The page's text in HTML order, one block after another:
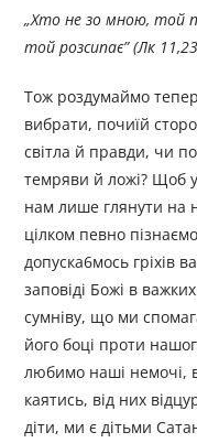
„Хто не зо мною, той
той розсипає” (Лк
Тож роздумаймо
вибрати, почиїй
світла й правди, чи
темряви й ложі? Щоб
нам лише глянути на
цілком певно
допуска6мось гріхів
заповіді Божі в
сумніву, що ми
його боці проти
любимо наші немочі,
каятись, від них
діти, ми є дітьми